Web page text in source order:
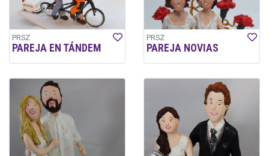
PRSZ
PAREJA EN TÁNDEM
PRSZ
PAREJA NOVIAS